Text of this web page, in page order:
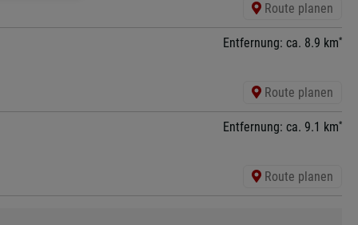
Route planen
Entfernung: ca. 8.9 km*
Route planen
Entfernung: ca. 9.1 km*
Route planen